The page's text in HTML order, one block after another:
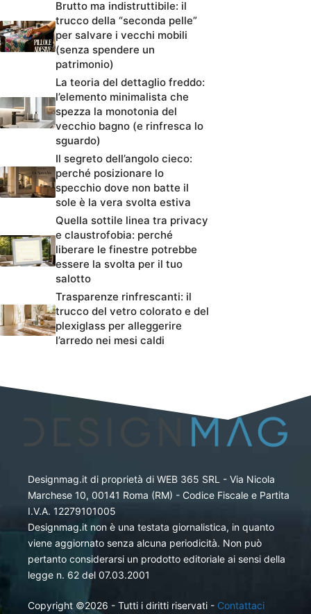
Brutto ma indistruttibile: il
trucco della “seconda pelle”
per salvare i vecchi mobili
(senza spendere un
patrimonio)
La teoria del dettaglio freddo:
l’elemento minimalista che
spezza la monotonia del
vecchio bagno (e rinfresca lo
sguardo)
Il segreto dell’angolo cieco:
perché posizionare lo
specchio dove non batte il
sole è la vera svolta estiva
Quella sottile linea tra privacy
e claustrofobia: perché
liberare le finestre potrebbe
essere la svolta per il tuo
salotto
Trasparenze rinfrescanti: il
trucco del vetro colorato e del
plexiglass per alleggerire
l’arredo nei mesi caldi
Designmag.it di proprietà di WEB 365 SRL - Via Nicola
Marchese 10, 00141 Roma (RM) - Codice Fiscale e Partita
I.V.A. 12279101005
Designmag.it non è una testata giornalistica, in quanto
viene aggiornato senza alcuna periodicità. Non può
pertanto considerarsi un prodotto editoriale ai sensi della
legge n. 62 del 07.03.2001
Copyright ©2026 - Tutti i diritti riservati - Contattaci